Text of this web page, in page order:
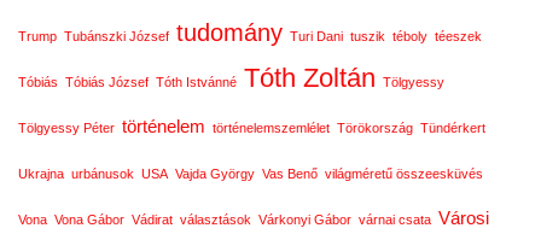
Trump Tubánszki József tudomány Turi Dani tuszik téboly téeszek
Tóbiás Tóbiás József Tóth Istvánné Tóth Zoltán Tölgyessy
Tölgyessy Péter történelem történelemszemlélet Törökország Tündérkert
Ukrajna urbánusok USA Vajda György Vas Benő világméretű összeesküvés
Vona Vona Gábor Vádirat választások Várkonyi Gábor várnai csata Városi